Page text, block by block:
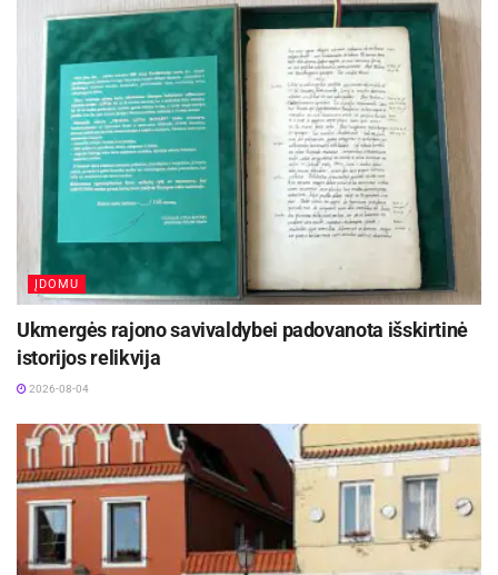
ĮDOMU
Ukmergės rajono savivaldybei padovanota išskirtinė
istorijos relikvija
2026-08-04